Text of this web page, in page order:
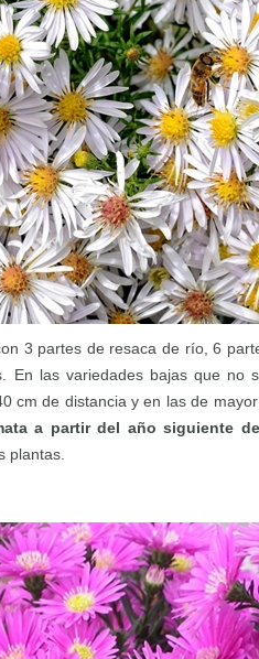
3 partes de resaca de río, 6
En las variedades bajas que no
cm de distancia y en las de
a partir del año siguiente
plantas.